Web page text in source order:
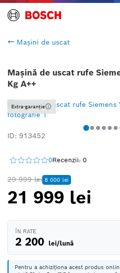
Mașini de uscat
Mașină de uscat rufe
Kg A++
Extra-garanție
ID: 913452
0Recenzii: 0
29 999 lei 8 000 lei
21 999 lei
ÎN RATE
2 200 lei/lună
Pentru a achiziționa acest produs